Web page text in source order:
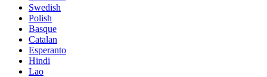
Swedish
Polish
Basque
Catalan
Esperanto
Hindi
Lao